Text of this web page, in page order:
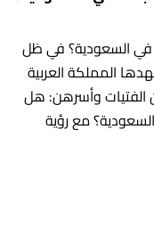
السعودية؟ في ظل
المملكة العربية
الفتيات وأسرهن: هل
مع رؤية